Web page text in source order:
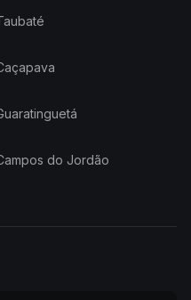
do Jordão